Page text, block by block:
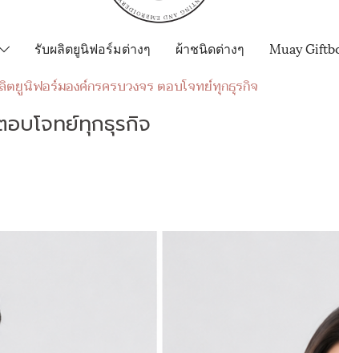
รับผลิตยูนิฟอร์มต่างๆ ผ้าชนิดต่างๆ Muay
ตยูนิฟอร์มองค์กรครบวงจร ตอบโจทย์ทุกธุรกิจ
บโจทย์ทุกธุรกิจ